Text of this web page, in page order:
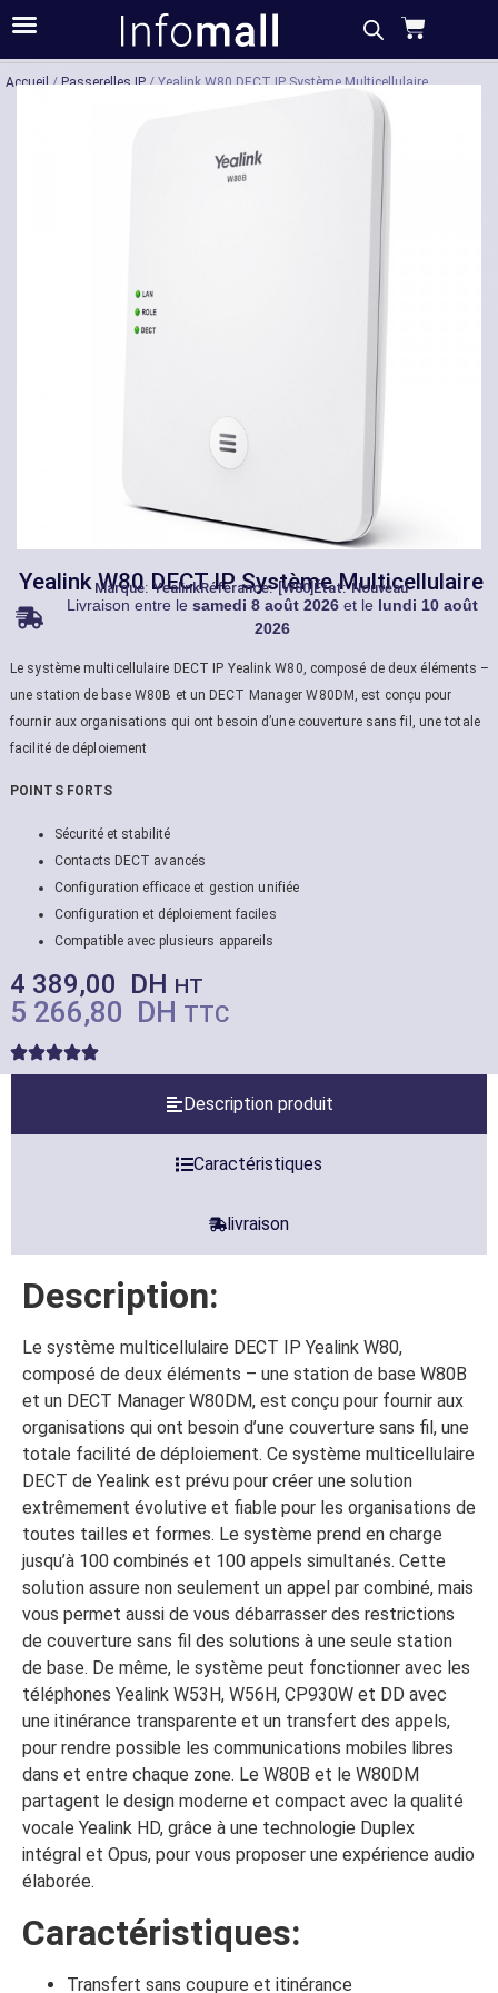
Acheter Description Caractéristiques
Accueil/Passerelles IP/ Yealink W80 DECT IP Système Multicellulaire
Yealink W80 DECT IP Système Multicellulaire
Marque:YealinkRéférance: [W80] État: Nouveau
Livraison entre lesamedi 8 août 2026 et le lundi 10 août
2026
Le système multicellulaire DECT IP Yealink W80, composé de deux éléments –
une station de base W80B et un DECT Manager W80DM, est conçu pour
fournir aux organisations qui ont besoin d’une couverture sans fil, une totale
facilité de déploiement
POINTS FORTS
Sécurité et stabilité
Contacts DECT avancés
Configuration efficace et gestion unifiée
Configuration et déploiement faciles
Compatible avec plusieurs appareils
4 389,00 DH HT
5 266,80 DH TTC
Description produit
Caractéristiques
livraison
Description:
Le système multicellulaire DECT IP Yealink W80,
composé de deux éléments – une station de base W80B
et un DECT Manager W80DM, est conçu pour fournir aux
organisations qui ont besoin d’une couverture sans fil, une
totale facilité de déploiement. Ce système multicellulaire
DECT de Yealink est prévu pour créer une solution
extrêmement évolutive et fiable pour les organisations de
toutes tailles et formes. Le système prend en charge
jusqu’à 100 combinés et 100 appels simultanés. Cette
solution assure non seulement un appel par combiné, mais
vous permet aussi de vous débarrasser des restrictions
de couverture sans fil des solutions à une seule station
de base. De même, le système peut fonctionner avec les
téléphones Yealink W53H, W56H, CP930W et DD avec
une itinérance transparente et un transfert des appels,
pour rendre possible les communications mobiles libres
dans et entre chaque zone. Le W80B et le W80DM
partagent le design moderne et compact avec la qualité
vocale Yealink HD, grâce à une technologie Duplex
intégral et Opus, pour vous proposer une expérience audio
élaborée.
Caractéristiques:
Transfert sans coupure et itinérance